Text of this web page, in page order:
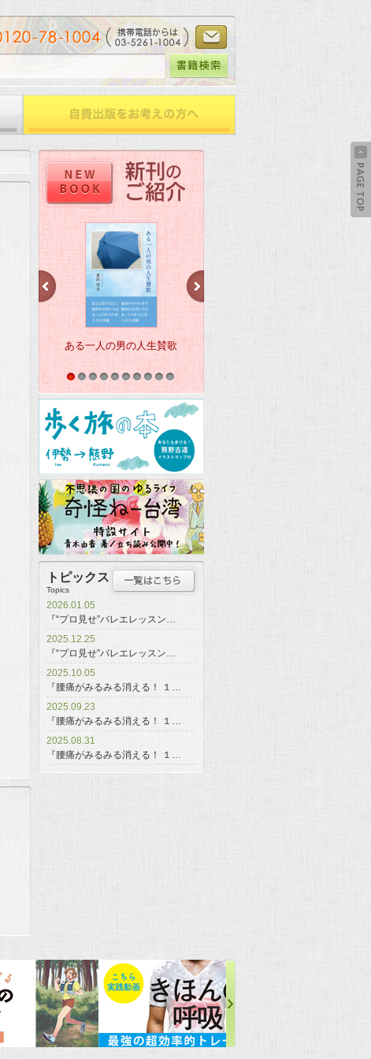
ある一人の男の人生賛歌
1 2 6 7 10
トピックス
Topics
2026.01.05
『“プロ見せ”バレエレッスン…
2025.12.25
『“プロ見せ”バレエレッスン…
2025.10.05
『腰痛がみるみる消える！ １…
2025.09.23
『腰痛がみるみる消える！ １…
2025.08.31
『腰痛がみるみる消える！ １…